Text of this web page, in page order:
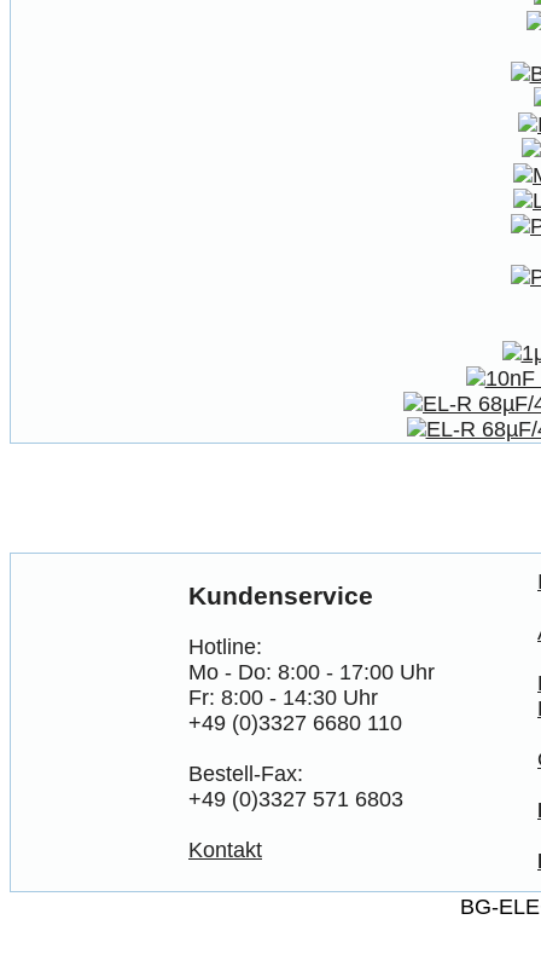
Kundenservice
Hotline:
Mo - Do: 8:00 - 17:00 Uhr
Fr: 8:00 - 14:30 Uhr
+49 (0)3327 6680 110
Bestell-Fax:
+49 (0)3327 571 6803
Kontakt
BG-